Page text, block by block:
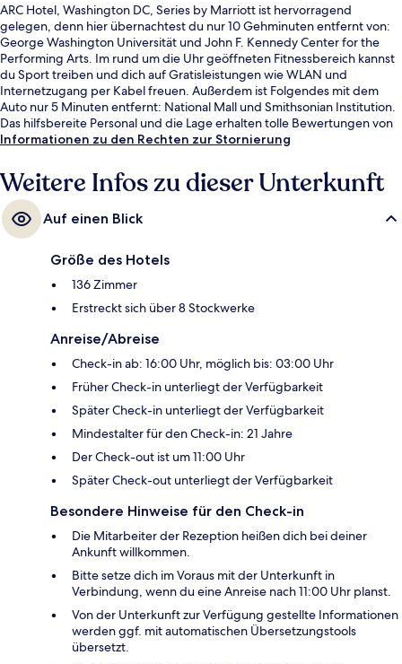
ARC Hotel, Washington DC, Series by Marriott ist hervorragend
gelegen, denn hier übernachtest du nur 10 Gehminuten entfernt von:
George Washington Universität und John F. Kennedy Center for the
Performing Arts. Im rund um die Uhr geöffneten Fitnessbereich kannst
du Sport treiben und dich auf Gratisleistungen wie WLAN und
Internetzugang per Kabel freuen. Außerdem ist Folgendes mit dem
Auto nur 5 Minuten entfernt: National Mall und Smithsonian Institution.
Das hilfsbereite Personal und die Lage erhalten tolle Bewertungen von
anderen Reisenden. Die Unterkunft ist nur einen kurzen Fußmarsch von
Bottom) sind es 4 Minuten.
Informationen zu den Rechten zur Stornierung
Weitere Infos zu dieser Unterkunft
Auf einen Blick
Größe des Hotels
136 Zimmer
Erstreckt sich über 8 Stockwerke
Anreise/Abreise
Check-in ab: 16:00 Uhr, möglich bis: 03:00 Uhr
Früher Check-in unterliegt der Verfügbarkeit
Später Check-in unterliegt der Verfügbarkeit
Mindestalter für den Check-in: 21 Jahre
Der Check-out ist um 11:00 Uhr
Später Check-out unterliegt der Verfügbarkeit
Besondere Hinweise für den Check-in
Die Mitarbeiter der Rezeption heißen dich bei deiner
Ankunft willkommen.
Bitte setze dich im Voraus mit der Unterkunft in
Verbindung, wenn du eine Anreise nach 11:00 Uhr planst.
Von der Unterkunft zur Verfügung gestellte Informationen
werden ggf. mit automatischen Übersetzungstools
übersetzt.